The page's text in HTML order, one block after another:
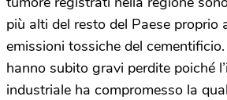
più alti del resto del Paese proprio
emissioni tossiche del
hanno subito gravi perdite poiché
industriale ha compromesso la